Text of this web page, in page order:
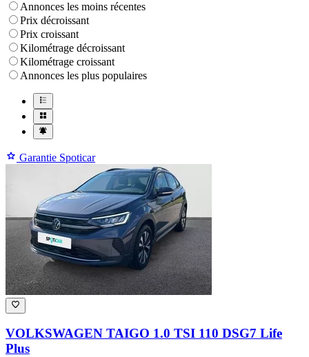
Annonces les moins récentes
Prix décroissant
Prix croissant
Kilométrage décroissant
Kilométrage croissant
Annonces les plus populaires
Garantie Spoticar
VOLKSWAGEN TAIGO 1.0 TSI 110 DSG7 Life
Plus